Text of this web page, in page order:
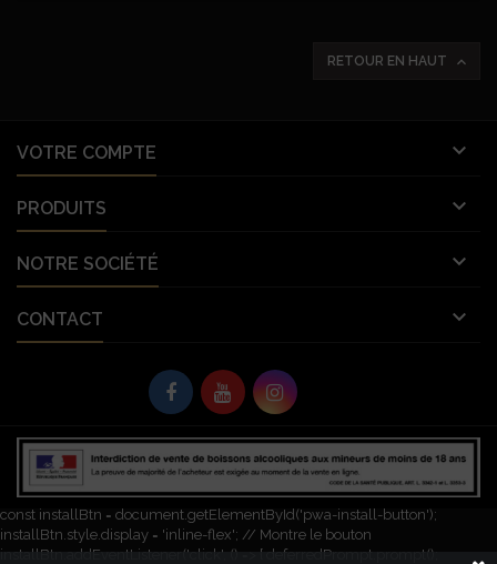
RETOUR EN HAUT 
VOTRE COMPTE 
PRODUITS 
NOTRE SOCIÉTÉ 
CONTACT 
© Copyright 2026 Vignobles Vellas France. Tous droits réservés. L'abus
d’alcool est dangereux pour la santé. À consommer avec modération.
let deferredPrompt; window.addEventListener('beforeinstallprompt', (e) => {
e.preventDefault(); // Empêche l'invite automatique deferredPrompt = e;
const installBtn = document.getElementById('pwa-install-button');
installBtn.style.display = 'inline-flex'; // Montre le bouton
installBtn.addEventListener('click', () => { deferredPrompt.prompt();